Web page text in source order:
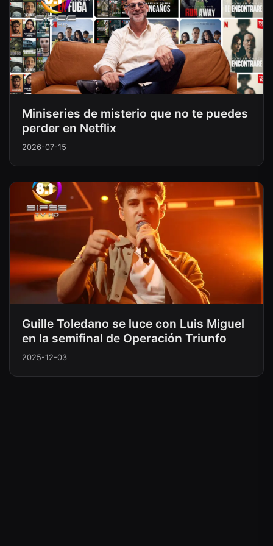
Miniseries de misterio que no te puedes
perder en Netflix
2026-07-15
Guille Toledano se luce con Luis Miguel
en la semifinal de Operación Triunfo
2025-12-03